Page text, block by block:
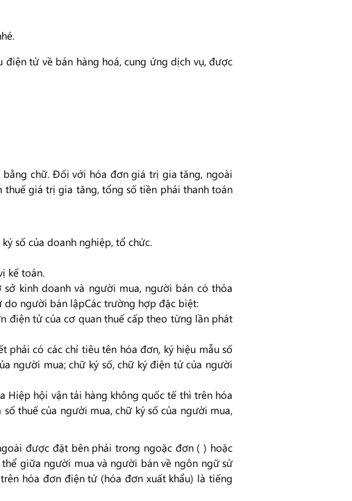
tử về bán hàng hoá, cung ứng dịch vụ, được
bằng chữ. Đối với hóa đơn giá trị gia tăng, ngoài
giá trị gia tăng, tổng số tiền phải thanh toán
số của doanh nghiệp, tổ chức.
kế toán.
kinh doanh và người mua, người bán có thỏa
do người bán lậpCác trường hợp đặc biệt:
điện tử của cơ quan thuế cấp theo từng lần phát
phải có các chỉ tiêu tên hóa đơn, ký hiệu mẫu số
người mua; chữ ký số, chữ ký điện tử của người
Hiệp hội vận tải hàng không quốc tế thì trên hóa
thuế của người mua, chữ ký số của người mua,
được đặt bên phải trong ngoặc đơn ( ) hoặc
giữa người mua và người bán về ngôn ngữ sử
hóa đơn điện tử (hóa đơn xuất khẩu) là tiếng